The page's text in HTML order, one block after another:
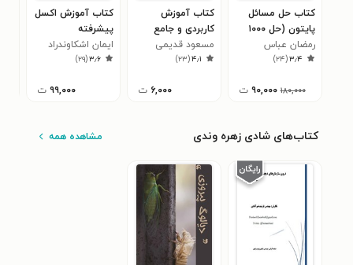
کتاب حل مسائل
پایتون (حل ۱۰۰۰
برنامه - مرجع کامل)
رمضان عباس
نژادورزی
۳٫۴(۲۴)
۱۸۰,۰۰۰ ۹۰,۰۰۰ ت
کتاب آموزش
کاربردی و جامع
HTML5
مسعود قدیمی
۴٫۱(۲۳)
۶,۰۰۰ ت
کتاب آموزش اکسل
پیشرفته
ایمان اشکاوندراد
۳٫۶(۲۹)
۹۹,۰۰۰ ت
کتاب‌های شادی زهره وندی مشاهده همه